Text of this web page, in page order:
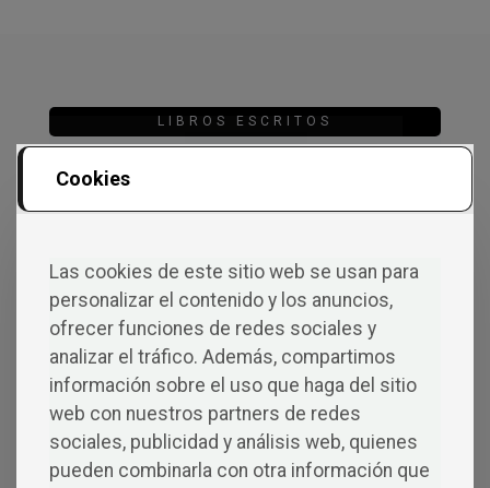
LIBROS ESCRITOS
Cookies
Las cookies de este sitio web se usan para
personalizar el contenido y los anuncios,
ofrecer funciones de redes sociales y
analizar el tráfico. Además, compartimos
información sobre el uso que haga del sitio
web con nuestros partners de redes
sociales, publicidad y análisis web, quienes
pueden combinarla con otra información que